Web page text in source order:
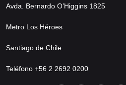
Avda. Bernardo O’Higgins 1825
Metro Los Héroes
Santiago de Chile
Teléfono +56 2 2692 0200